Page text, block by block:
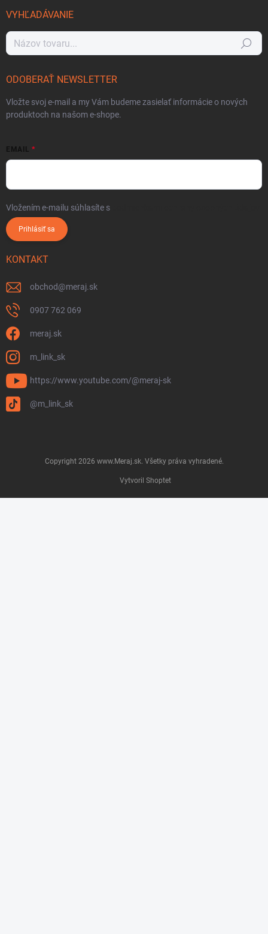
VYHĽADÁVANIE
Hľadať
ODOBERAŤ NEWSLETTER
Vložte svoj e-mail a my Vám budeme zasielať informácie o nových
produktoch na našom e-shope.
EMAIL
Vložením e-mailu súhlasíte s
Prihlásiť sa
KONTAKT
obchod@meraj.sk
0907 762 069
meraj.sk
m_link_sk
https://www.youtube.com/@meraj-sk
@m_link_sk
Vytvoril Shoptet
Copyright 2026 www.Meraj.sk. Všetky práva vyhradené.